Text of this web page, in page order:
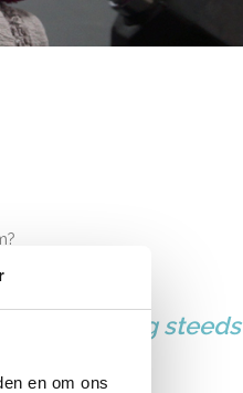
en om ons
nog steeds